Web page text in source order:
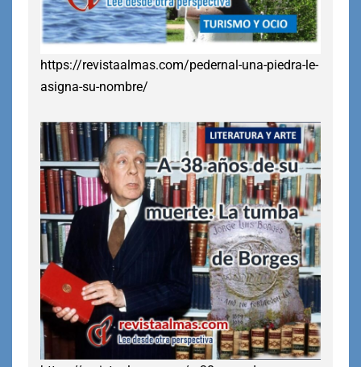
https://revistaalmas.com/pedernal-una-piedra-le-
asigna-su-nombre/